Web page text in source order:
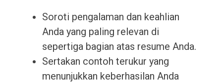
Soroti pengalaman dan keahlian
Anda yang paling relevan di
sepertiga bagian atas resume Anda.
Sertakan contoh terukur yang
menunjukkan keberhasilan Anda